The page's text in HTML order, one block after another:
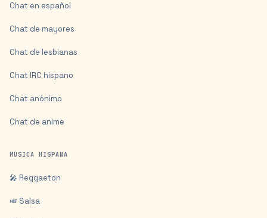
Chat en español
Chat de mayores
Chat de lesbianas
Chat IRC hispano
Chat anónimo
Chat de anime
MÚSICA HISPANA
🎤 Reggaeton
🎺 Salsa